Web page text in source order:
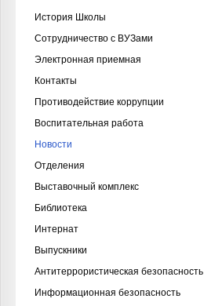
История Школы
Сотрудничество с ВУЗами
Электронная приемная
Контакты
Противодействие коррупции
Воспитательная работа
Новости
Отделения
Выставочный комплекс
Библиотека
Интернат
Выпускники
Антитеррористическая безопасность
Информационная безопасность